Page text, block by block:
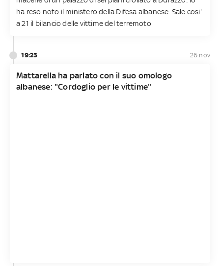
ha reso noto il ministero della Difesa albanese. Sale cosi'
a 21 il bilancio delle vittime del terremoto
19:23 26 nov
Mattarella ha parlato con il suo omologo
albanese: "Cordoglio per le vittime"